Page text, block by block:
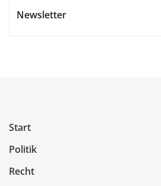
Newsletter
Start
Politik
Recht